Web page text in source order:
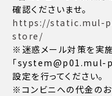
確認くださいませ。
https://static.mul-
store/
※迷惑メール対策を実
「system@p01.mul-
設定を行ってください。
※コンビニへの代金の